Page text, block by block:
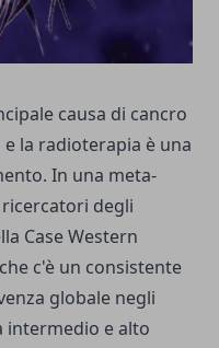
causa di cancro
la radioterapia è una
In una meta-
degli
Case Western
c'è un consistente
globale negli
intermedio e alto